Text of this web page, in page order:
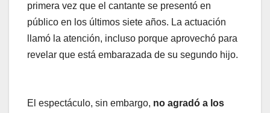
primera vez que el cantante se presentó en
público en los últimos siete años. La actuación
llamó la atención, incluso porque aprovechó para
revelar que está embarazada de su segundo hijo.
El espectáculo, sin embargo, no agradó a los